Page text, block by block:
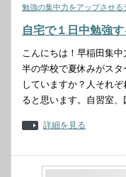
勉強の集中力をアップさせる
自宅で１日中勉強
こんにちは！早稲田集
半の学校で夏休みがス
していますか？人それ
ると思います。自習室
詳細を見る